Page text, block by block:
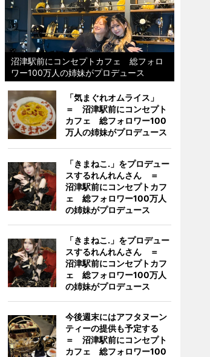
沼津駅前にコンセプトカフェ 総フォロ
ワー100万人の姉妹がプロデュース
「気まぐれオムライス」
＝ 沼津駅前にコンセプト
カフェ 総フォロワー100
万人の姉妹がプロデュース
「きまねこ.」をプロデュー
スするれんれんさん ＝
沼津駅前にコンセプトカフ
ェ 総フォロワー100万人
の姉妹がプロデュース
「きまねこ.」をプロデュー
スするれんれんさん ＝
沼津駅前にコンセプトカフ
ェ 総フォロワー100万人
の姉妹がプロデュース
今後週末にはアフタヌーン
ティーの提供も予定する
＝ 沼津駅前にコンセプト
カフェ 総フォロワー100